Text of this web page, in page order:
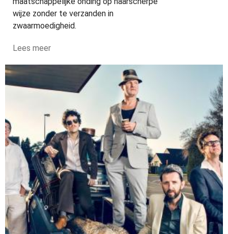
wijze zonder te verzanden in
zwaarmoedigheid.
Lees meer